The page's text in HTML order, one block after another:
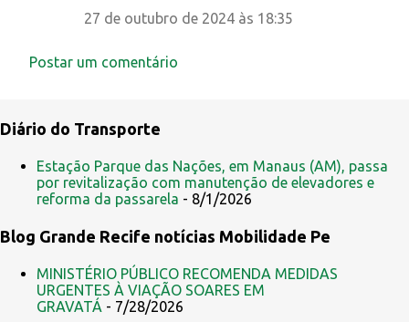
r
s
27 de outubro de 2024 às 18:35
Postar um comentário
Diário do Transporte
Estação Parque das Nações, em Manaus (AM), passa
por revitalização com manutenção de elevadores e
reforma da passarela - 8/1/2026
Blog Grande Recife notícias Mobilidade Pe
MINISTÉRIO PÚBLICO RECOMENDA MEDIDAS
URGENTES À VIAÇÃO SOARES EM
GRAVATÁ - 7/28/2026